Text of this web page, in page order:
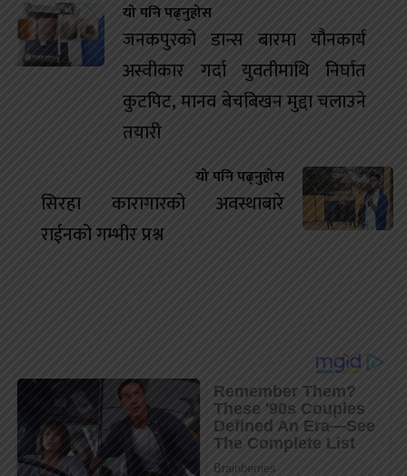
यो पनि पढ्नुहोस
जनकपुरको डान्स बारमा यौनकार्य
अस्वीकार गर्दा युवतीमाथि निर्घात
कुटपिट, मानव बेचबिखन मुद्दा चलाउने
तयारी
यो पनि पढ्नुहोस
सिरहा कारागारको अवस्थाबारे
राईनको गम्भीर प्रश्न